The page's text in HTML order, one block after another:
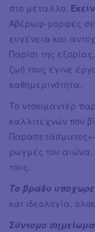
στο μέταλλο.
Αβέρωφ-μορφές
ευγένεια και
Παρίσι της
ζωή τους έγινε
καθημερινότητα.
Το ντοκιμαντέρ
καλλιτεχνών που
Παραπετάσματος»-
ρωγμές του αιώνα.
τους.
Το βράδυ
και ιδεολογία,
Σύντομο